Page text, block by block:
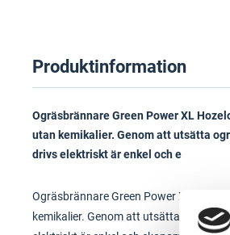
Produktinformation
Ogräsbrännare Green Power XL
utan kemikalier. Genom att utsätta
drivs elektriskt är enkel och e
Ogräsbrännare Green Power XL
kemikalier. Genom att utsätta ogräset